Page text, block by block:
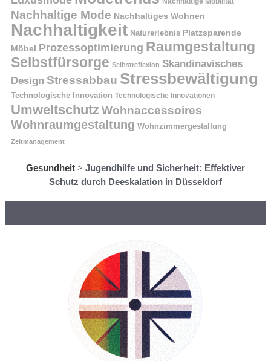
Nachhaltige Mode Nachhaltiges Wohnen
Nachhaltigkeit Naturerlebnis Platzsparende
Möbel
Prozessoptimierung Raumgestaltung
Selbstfürsorge Selbstreflexion Skandinavisches
Design Stressabbau Stressbewältigung
Technologische Innovation Technologische Innovationen
Umweltschutz Wohnaccessoires
Wohnraumgestaltung Wohnzimmergestaltung
Zeitmanagement
Gesundheit > Jugendhilfe und Sicherheit: Effektiver
Schutz durch Deeskalation in Düsseldorf